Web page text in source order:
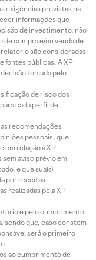
exigências previstas na
informações que
de investimento, não
compra e/ou venda de
são consideradas
fontes públicas. A XP
tomada pelo
de risco dos
cada perfil de
recomendações
pessoais, que
em relação à XP
aviso prévio em
e que sua(s)
por receitas
realizadas pela XP
e pelo cumprimento
sendo que, caso constem
será o primeiro
ao cumprimento de